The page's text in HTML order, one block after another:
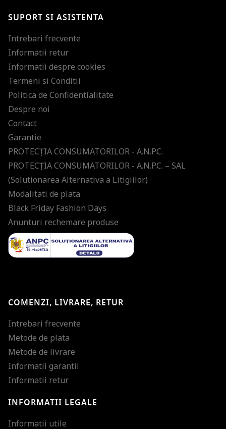
SUPORT SI ASISTENTA
Intrebari frecvente
Informatii retur
Informatii despre cookies
Termeni si Conditii
Politica de Confidentialitate
Despre noi
Contact
Garantie
PROTECŢIA CONSUMATORILOR - A.N.P.C.
PROTECŢIA CONSUMATORILOR - A.N.P.C. – SAL
(Solutionarea Alternativa a Litigiilor)
Modalitati de plata
Black Friday Fashion Days
Anunturi rechemare produse
COMENZI, LIVRARE, RETUR
Intrebari frecvente
Metode de plata
Metode de livrare
Informatii garantii
Informatii retur
INFORMATII LEGALE
Informatii utile